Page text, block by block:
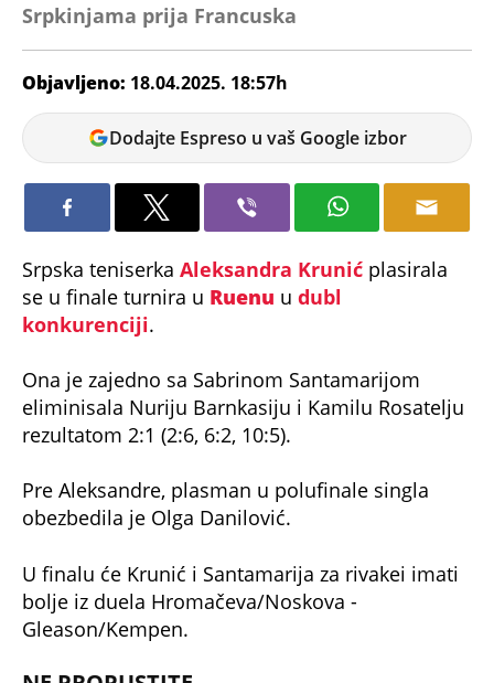
Srpkinjama prija Francuska
Objavljeno: 18.04.2025. 18:57h
Andrej
Kosić
Dodajte Espreso u vaš Google izbor
Srpska teniserka Aleksandra Krunić plasirala
se u finale turnira u Ruenu u dubl
konkurenciji.
Ona je zajedno sa Sabrinom Santamarijom
eliminisala Nuriju Barnkasiju i Kamilu Rosatelju
rezultatom 2:1 (2:6, 6:2, 10:5).
Pre Aleksandre, plasman u polufinale singla
obezbedila je Olga Danilović.
U finalu će Krunić i Santamarija za rivakei imati
bolje iz duela Hromačeva/Noskova -
Gleason/Kempen.